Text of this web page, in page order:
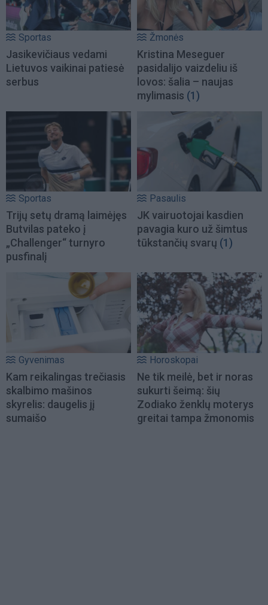
Sportas
Jasikevičiaus vedami
Lietuvos vaikinai patiesė
serbus
Žmonės
Kristina Meseguer
pasidalijo vaizdeliu iš
lovos: šalia – naujas
mylimasis (1)
Sportas
Trijų setų dramą laimėjęs
Butvilas pateko į
„Challenger“ turnyro
pusfinalį
Pasaulis
JK vairuotojai kasdien
pavagia kuro už šimtus
tūkstančių svarų (1)
Gyvenimas
Kam reikalingas trečiasis
skalbimo mašinos
skyrelis: daugelis jį
sumaišo
Horoskopai
Ne tik meilė, bet ir noras
sukurti šeimą: šių
Zodiako ženklų moterys
greitai tampa žmonomis